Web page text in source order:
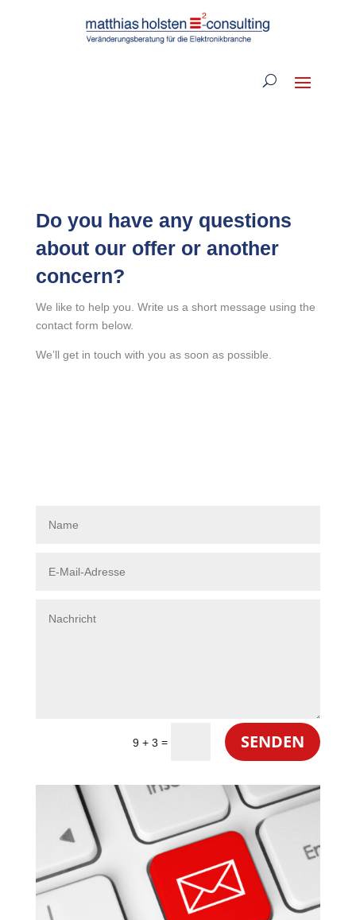
Do you have any questions
about our offer or another
concern?
We like to help you. Write us a short message using the
contact form below.
We’ll get in touch with you as soon as possible.
9 + 3 = SENDEN